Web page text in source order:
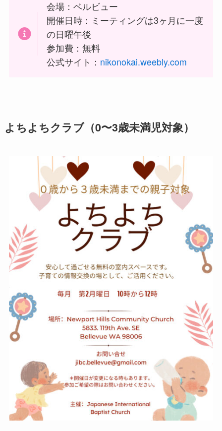
会場：ベルビュー
開催日時：ミーティングは3ヶ月に一度
の日曜午後
参加費：無料
公式サイト： nikonokai.weebly.com
よちよちクラブ（0〜3歳未満児対象）